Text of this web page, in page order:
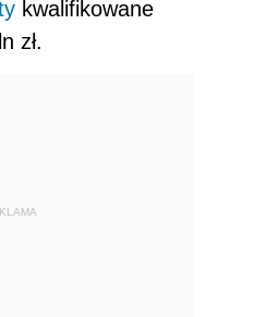
kwalifikowane
zł.